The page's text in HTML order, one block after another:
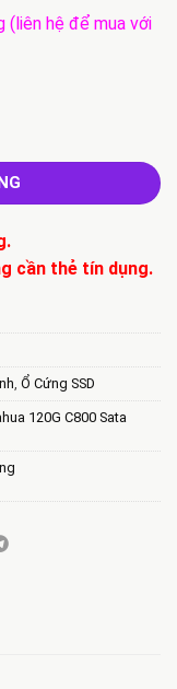
hệ để mua với
cần thẻ tín dụng.
Ổ Cứng SSD
120G C800 Sata